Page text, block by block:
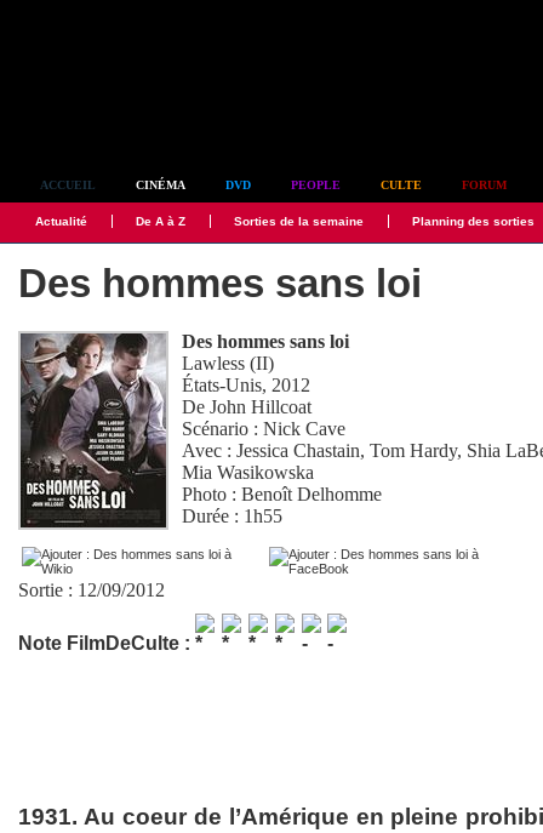
ACCUEIL CINÉMA DVD PEOPLE CULTE FORUM
Actualité De A à Z Sorties de la semaine Planning des sorties
Des hommes sans loi
Des hommes sans loi
Lawless (II)
États-Unis, 2012
DeJohn Hillcoat
Scénario :Nick Cave
Avec :Jessica Chastain,Tom Hardy, Shia
Mia Wasikowska
Photo :Benoît Delhomme
Durée : 1h55
Sortie : 12/09/2012
Note FilmDeCulte :
1931. Au coeur de l’Amérique en pleine